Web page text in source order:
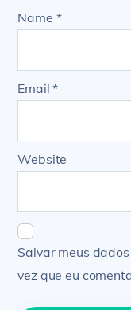
Name *
Email*
Website
Salvar meus
vez que eu